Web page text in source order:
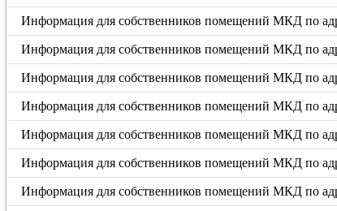
Информация для собственников помещений МКД по
Информация для собственников помещений МКД по
Информация для собственников помещений МКД по
Информация для собственников помещений МКД по
Информация для собственников помещений МКД по
Информация для собственников помещений МКД по
Информация для собственников помещений МКД по